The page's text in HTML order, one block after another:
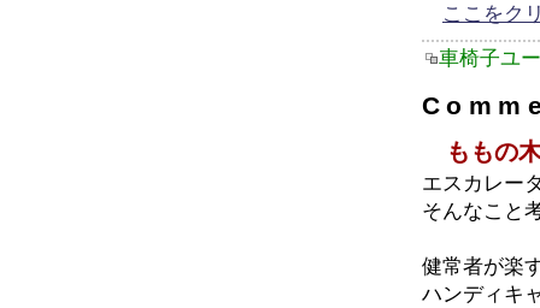
ここをク
車椅子ユ
ももの
エスカレー
そんなこと
健常者が楽
ハンディキ